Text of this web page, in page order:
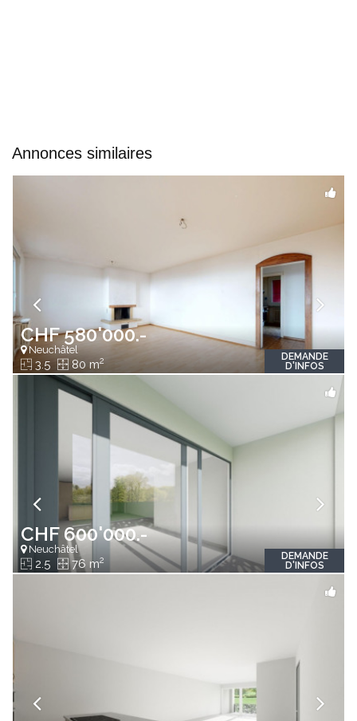
Annonces similaires
CHF 580'000.-
Neuchâtel
3.5 80 m2
DEMANDE
D'INFOS
CHF 600'000.-
Neuchâtel
2.5 76 m2
DEMANDE
D'INFOS